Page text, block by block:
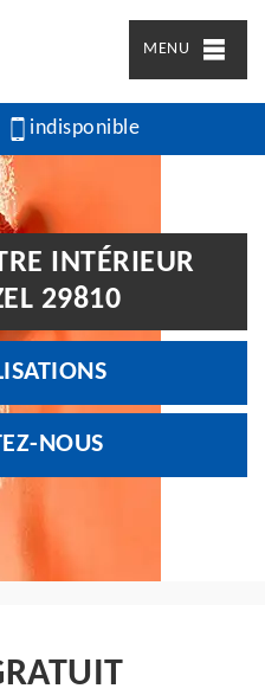
MENU
indisponible
INTÉRIEUR
29810
NOUS